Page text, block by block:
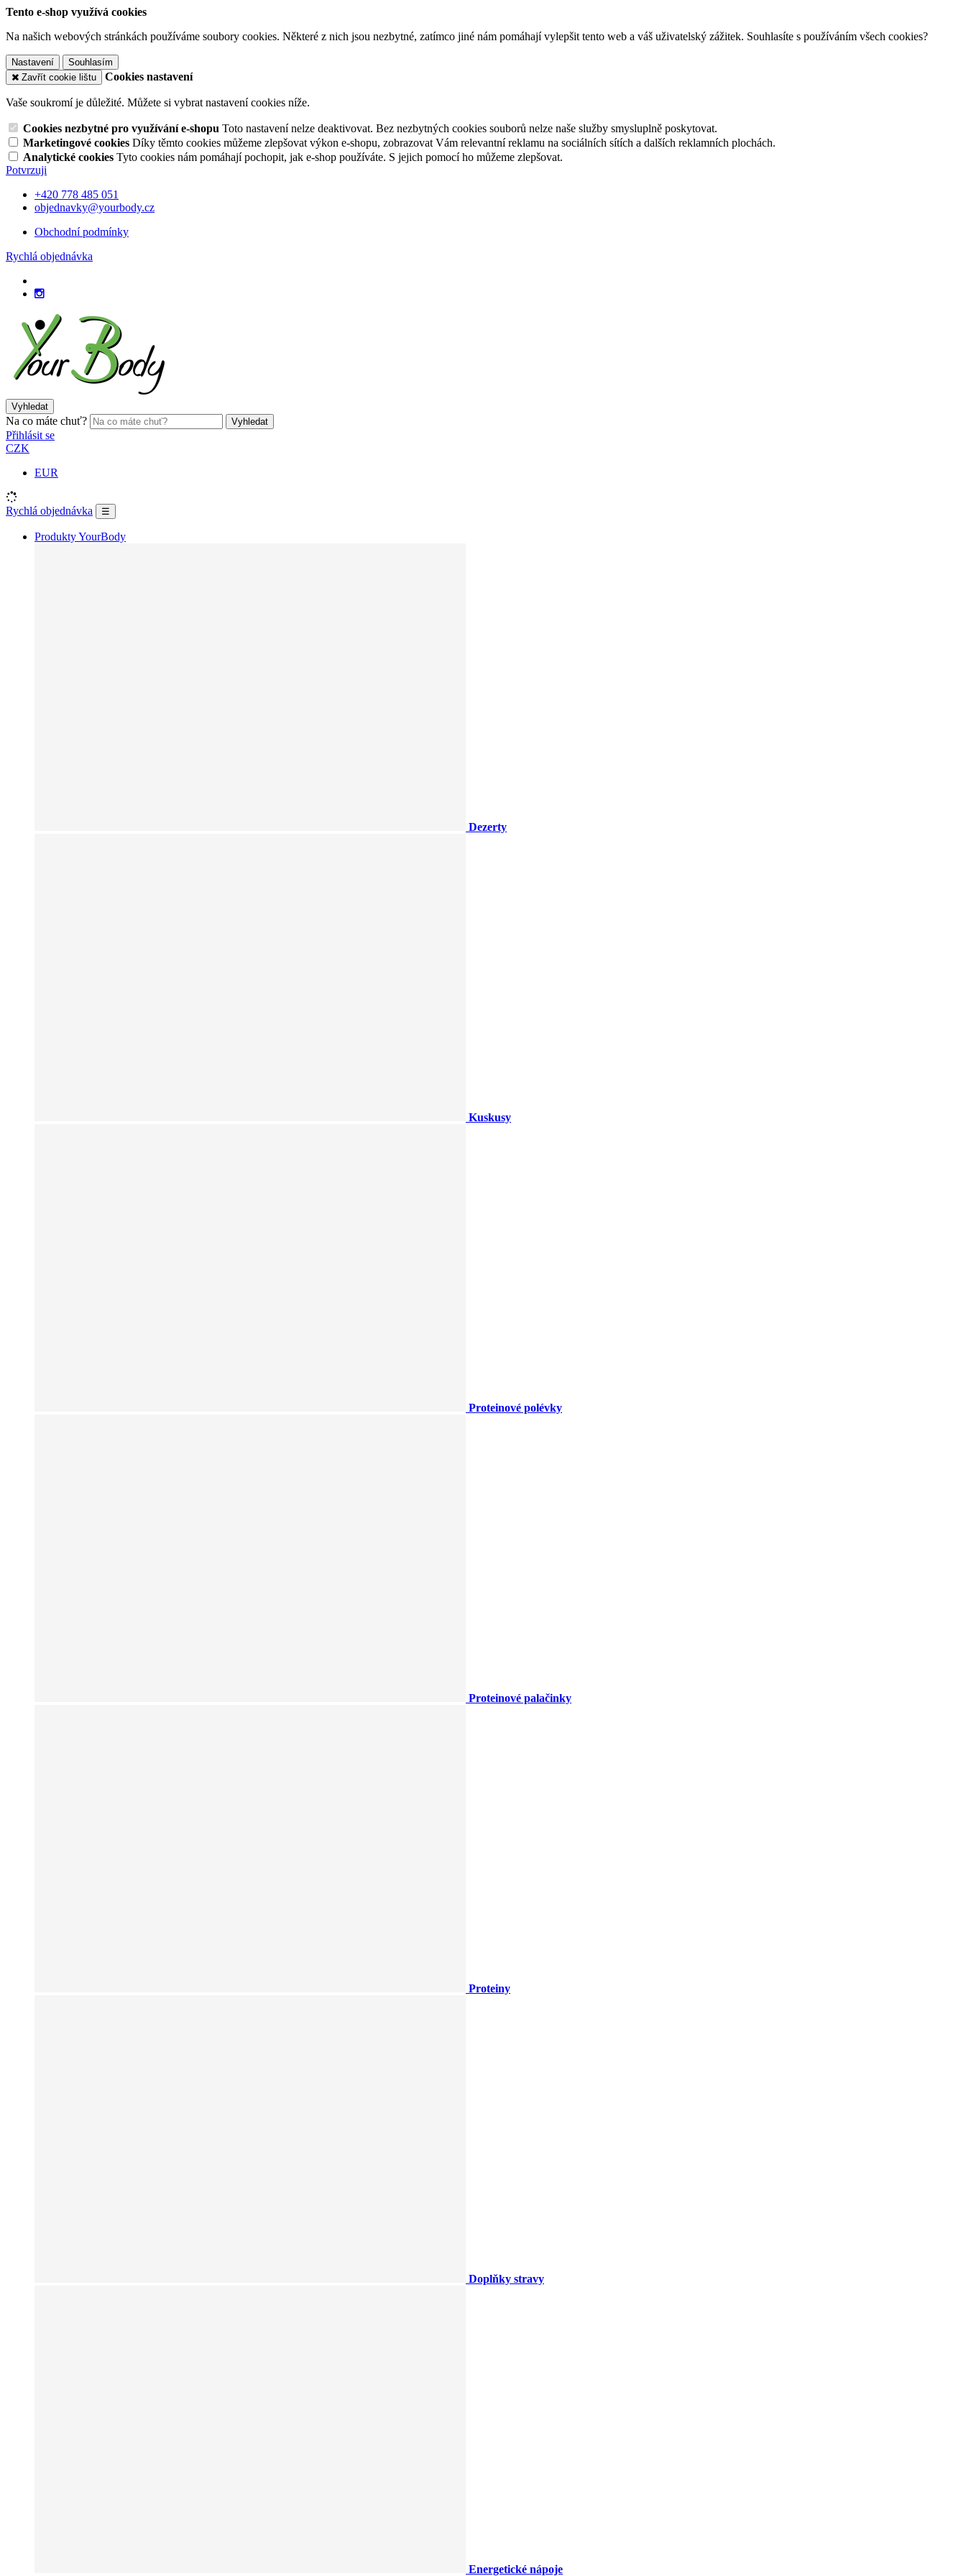
Tento e-shop využívá cookies
Na našich webových stránkách používáme soubory cookies. Některé z nich jsou nezbytné, zatímco jiné nám pomáhají vylepšit tento web a váš uživatelský zážitek. Souhlasíte s používáním všech cookies?
Nastavení
Souhlasím
Zavřít cookie lištu
Cookies nastavení
Vaše soukromí je důležité. Můžete si vybrat nastavení cookies níže.
Cookies nezbytné pro využívání e-shopu Toto nastavení nelze deaktivovat. Bez nezbytných cookies souborů nelze naše služby smysluplně poskytovat.
Marketingové cookies Díky těmto cookies můžeme zlepšovat výkon e-shopu, zobrazovat Vám relevantní reklamu na sociálních sítích a dalších reklamních plochách.
Analytické cookies Tyto cookies nám pomáhají pochopit, jak e-shop používáte. S jejich pomocí ho můžeme zlepšovat.
Potvrzuji
+420 778 485 051
objednavky@yourbody.cz
Obchodní podmínky
Rychlá objednávka
Vyhledat
Na co máte chuť? Vyhledat
Přihlásit se
CZK
EUR
Rychlá objednávka ☰
Produkty YourBody
Dezerty
Kuskusy
Proteinové polévky
Proteinové palačinky
Proteiny
Doplňky stravy
Energetické nápoje